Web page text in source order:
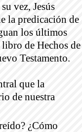
vez, Jesús
la predicación de
los últimos
de Hechos de
Testamento.
que la
de nuestra
¿Cómo